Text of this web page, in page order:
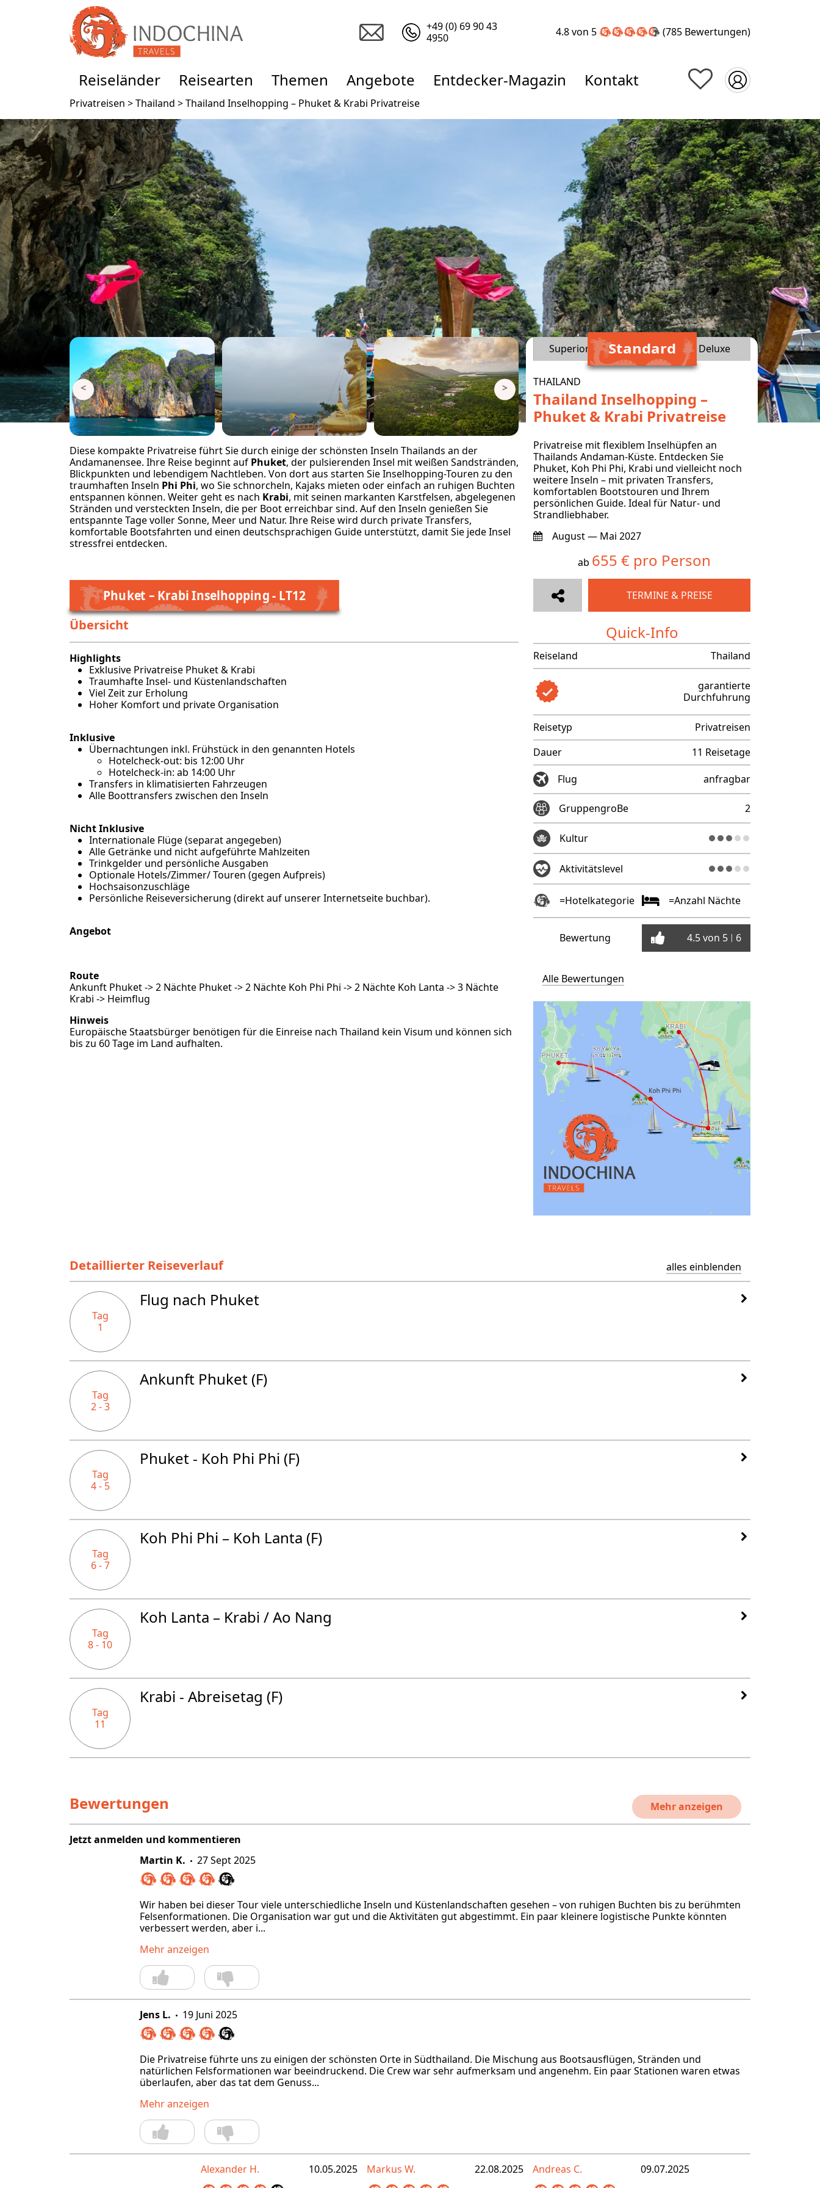
+49 (0) 69 90 43
4950
4.8 von 5 (785 Bewertungen)
Reiseländer Reisearten Themen Angebote Entdecker-Magazin Kontakt
Privatreisen >Thailand >Thailand Inselhopping – Phuket & Krabi Privatreise
< >
Diese kompakte Privatreise führt Sie durch einige der schönsten Inseln Thailands an der
Andamanensee. Ihre Reise beginnt auf Phuket, der pulsierenden Insel mit weißen Sandstränden,
Blickpunkten und lebendigem Nachtleben. Von dort aus starten Sie Inselhopping-Touren zu den
traumhaften Inseln Phi Phi, wo Sie schnorcheln, Kajaks mieten oder einfach an ruhigen Buchten
entspannen können. Weiter geht es nach Krabi, mit seinen markanten Karstfelsen, abgelegenen
Stränden und versteckten Inseln, die per Boot erreichbar sind. Auf den Inseln genießen Sie
entspannte Tage voller Sonne, Meer und Natur. Ihre Reise wird durch private Transfers,
komfortable Bootsfahrten und einen deutschsprachigen Guide unterstützt, damit Sie jede Insel
stressfrei entdecken.
Standard
Superior Deluxe
THAILAND
Thailand Inselhopping –
Phuket & Krabi Privatreise
Privatreise mit flexiblem Inselhüpfen an
Thailands Andaman-Küste. Entdecken Sie
Phuket, Koh Phi Phi, Krabi und vielleicht noch
weitere Inseln – mit privaten Transfers,
komfortablen Bootstouren und Ihrem
persönlichen Guide. Ideal für Natur- und
Strandliebhaber.
August — Mai 2027
ab 655 € pro Person
Phuket – Krabi Inselhopping - LT12
Übersicht
Highlights
Exklusive Privatreise Phuket & Krabi
Traumhafte Insel- und Küstenlandschaften
Viel Zeit zur Erholung
Hoher Komfort und private Organisation
Inklusive
Übernachtungen inkl. Frühstück in den genannten Hotels
Hotelcheck-out: bis 12:00 Uhr
Hotelcheck-in: ab 14:00 Uhr
Transfers in klimatisierten Fahrzeugen
Alle Boottransfers zwischen den Inseln
Nicht Inklusive
Internationale Flüge (separat angegeben)
Alle Getränke und nicht aufgeführte Mahlzeiten
Trinkgelder und persönliche Ausgaben
Optionale Hotels/Zimmer/ Touren (gegen Aufpreis)
Hochsaisonzuschläge
Persönliche Reiseversicherung (direkt auf unserer Internetseite buchbar).
Angebot
Route
Ankunft Phuket -> 2 Nächte Phuket -> 2 Nächte Koh Phi Phi -> 2 Nächte Koh Lanta -> 3 Nächte
Krabi -> Heimflug
Hinweis
Europäische Staatsbürger benötigen für die Einreise nach Thailand kein Visum und können sich
bis zu 60 Tage im Land aufhalten.
TERMINE & PREISE
Quick-Info
Reiseland Thailand
garantierte
Durchfuhrung
Reisetyp
Privatreisen
Dauer
11 Reisetage
Flug
anfragbar
GruppengroBe 2
Kultur
Aktivitätslevel
=Hotelkategorie =Anzahl Nächte
Bewertung 4.5 von 5 6
Alle Bewertungen
Detaillierter Reiseverlauf alles einblenden
Tag
1
Flug nach Phuket
Tag
2 - 3
Ankunft Phuket (F)
Tag
4 - 5
Phuket - Koh Phi Phi (F)
Tag
6 - 7
Koh Phi Phi – Koh Lanta (F)
Tag
8 - 10
Koh Lanta – Krabi / Ao Nang
Tag
11
Krabi - Abreisetag (F)
Bewertungen Mehr anzeigen
Jetzt anmelden und kommentieren
Martin K.
27 Sept 2025
Wir haben bei dieser Tour viele unterschiedliche Inseln und Küstenlandschaften gesehen – von ruhigen Buchten bis zu berühmten
Felsenformationen. Die Organisation war gut und die Aktivitäten gut abgestimmt. Ein paar kleinere logistische Punkte könnten
verbessert werden, aber i...
Mehr anzeigen
Jens L. 19 Juni 2025
Die Privatreise führte uns zu einigen der schönsten Orte in Südthailand. Die Mischung aus Bootsausflügen, Stränden und
natürlichen Felsformationen war beeindruckend. Die Crew war sehr aufmerksam und angenehm. Ein paar Stationen waren etwas
überlaufen, aber das tat dem Genuss...
Mehr anzeigen
Alexander H. 10.05.2025 Markus W. 22.08.2025 Andreas C. 09.07.2025